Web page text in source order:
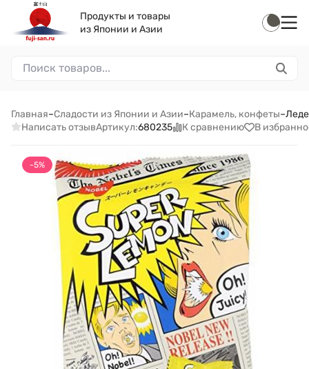
Продукты и товары
из Японии и Азии
Главная–Сладости из Японии и Азии–Карамель, конфеты–
Написать отзывАртикул:680235 К сравнению В
-5%